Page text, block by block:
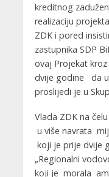
kreditnog
realizaciju
ZDK i pored
zastupnika SDP
ovaj Projekat
dvije godine da
proslijedi je u
Vlada ZDK na
u više navrata
koji je prije dvije
„Regionalni
koji je morala